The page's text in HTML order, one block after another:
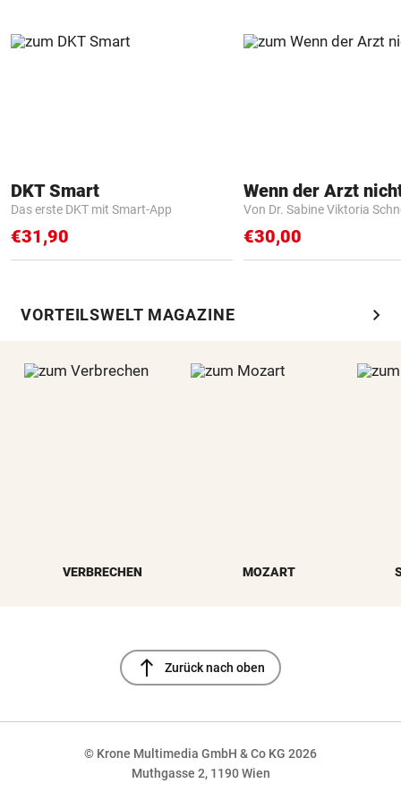
DKT Smart
Das erste DKT mit Smart-App
€31,90
Von Dr. Sabine Viktoria
€30,00
VORTEILSWELT MAGAZINE chevron_right
VERBRECHEN MOZART
north Zurück nach oben
© Krone Multimedia GmbH & Co KG 2026
Muthgasse 2, 1190 Wien